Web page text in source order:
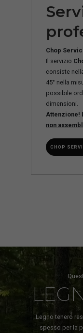
Chop
Il servizio
consiste
45° nella
possibile
dimensioni.
Attenzione!
non
CHOP
Legno tenero
spesso per la